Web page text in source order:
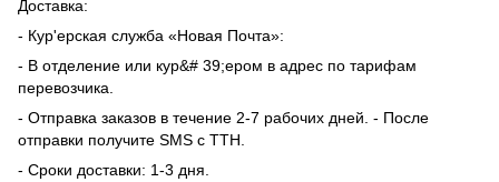
Доставка:
- Кур'ерская служба «Новая Почта»:
- В отделение или кур&# 39;ером в адрес по тарифам
перевозчика.
- Отправка заказов в течение 2-7 рабочих дней. - После
отправки получите SMS с ТТН.
- Сроки доставки: 1-3 дня.